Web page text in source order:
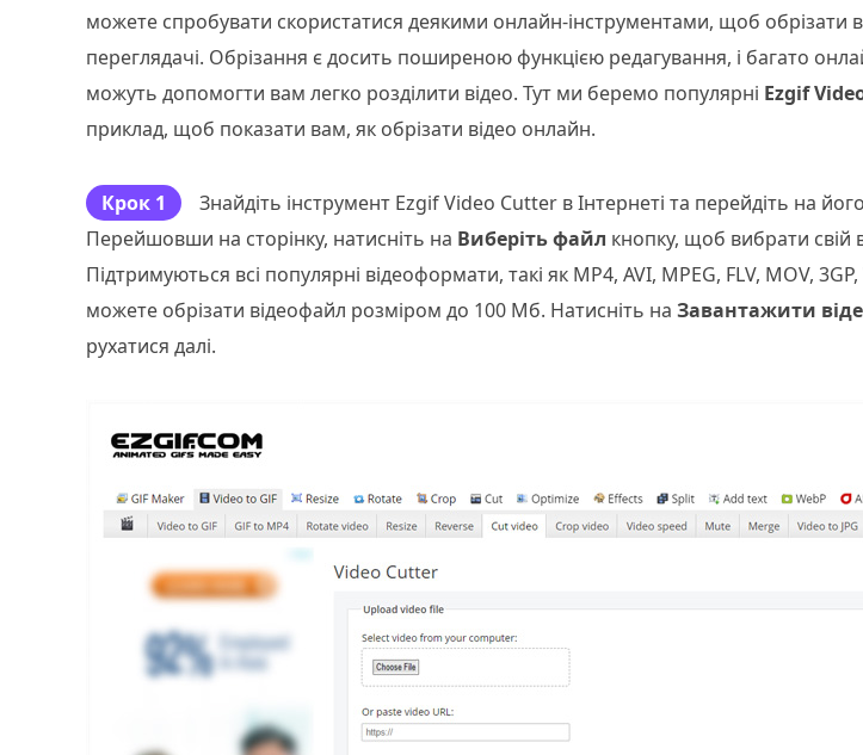
можете спробувати скористатися деякими онлайн-інструментами, щоб обрізати
переглядачі. Обрізання є досить поширеною функцією редагування, і багато
можуть допомогти вам легко розділити відео. Тут ми беремо популярні Ezgif
приклад, щоб показати вам, як обрізати відео онлайн.
Крок 1
Знайдіть інструмент Ezgif Video Cutter в Інтернеті та перейдіть на
Перейшовши на сторінку, натисніть на Виберіть файл кнопку, щоб вибрати свій
Підтримуються всі популярні відеоформати, такі як MP4, AVI, MPEG, FLV, MOV,
можете обрізати відеофайл розміром до 100 Мб. Натисніть на Завантажити
рухатися далі.